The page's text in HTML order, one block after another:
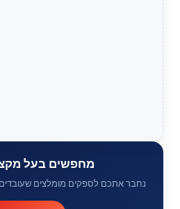
מחפשים בעל
נחבר אתכם לספקים מומלצים